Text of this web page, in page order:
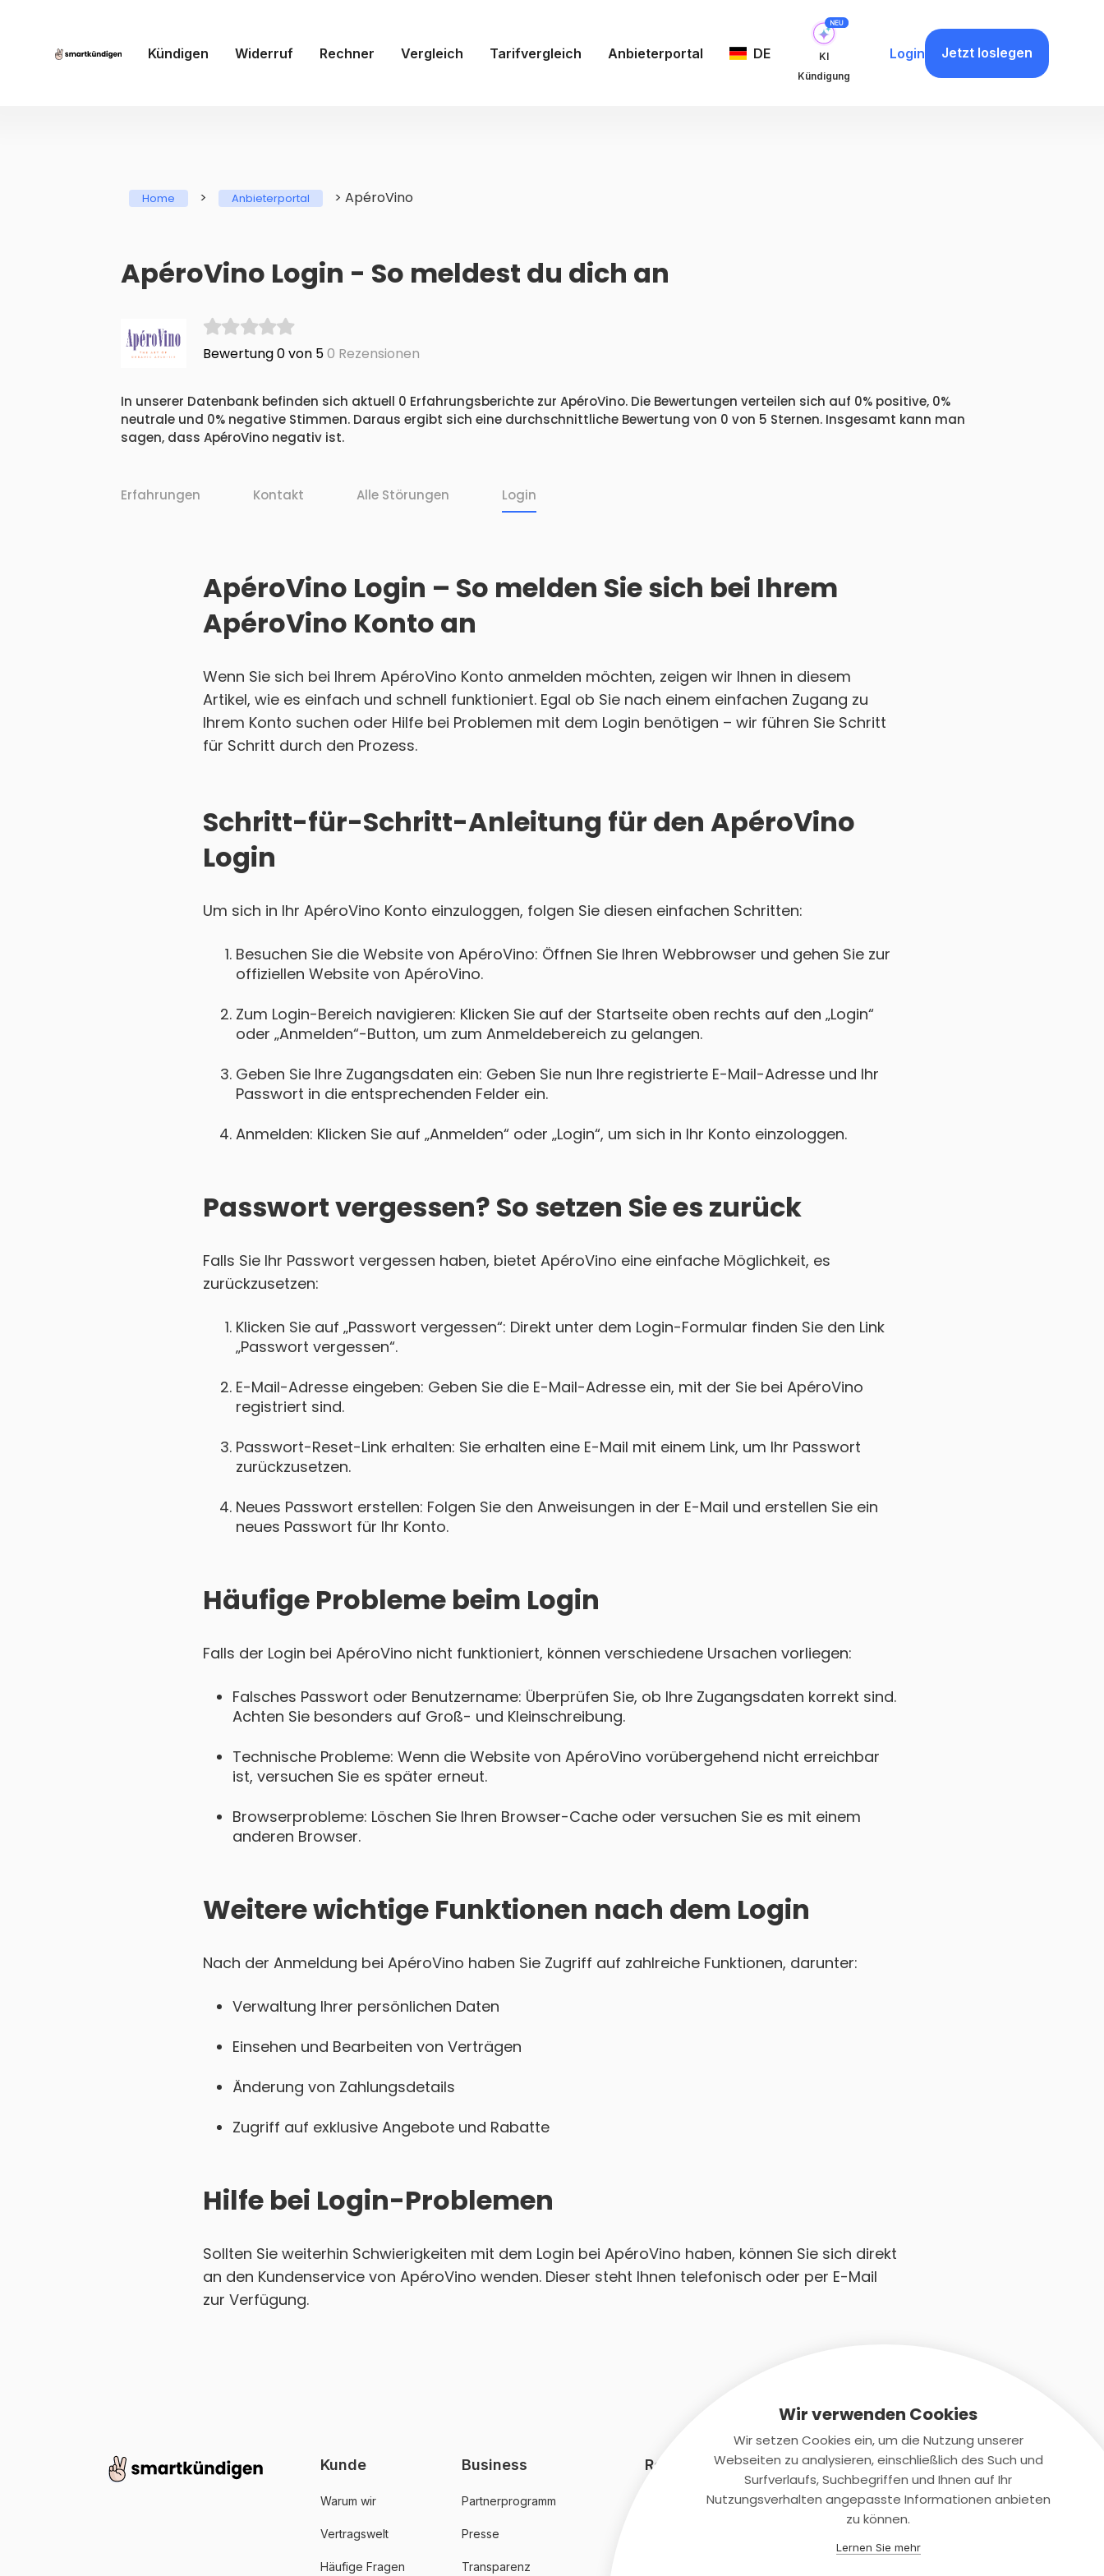
Kündigen Widerruf Rechner Vergleich Tarifvergleich Anbieterportal DE
KI
Kündigung
Login Jetzt loslegen
Home > Anbieterportal > ApéroVino
ApéroVino Login - So meldest du dich an
Bewertung 0 von 50 Rezensionen
In unserer Datenbank befinden sich aktuell 0 Erfahrungsberichte zur ApéroVino. Die Bewertungen verteilen sich auf 0% positive, 0%
neutrale und 0% negative Stimmen. Daraus ergibt sich eine durchschnittliche Bewertung von 0 von 5 Sternen. Insgesamt kann man
sagen, dass ApéroVino negativ ist.
Erfahrungen Kontakt Alle Störungen Login
ApéroVino Login – So melden Sie sich bei Ihrem
ApéroVino Konto an
Wenn Sie sich bei Ihrem ApéroVino Konto anmelden möchten, zeigen wir Ihnen in diesem
Artikel, wie es einfach und schnell funktioniert. Egal ob Sie nach einem einfachen Zugang zu
Ihrem Konto suchen oder Hilfe bei Problemen mit dem Login benötigen – wir führen Sie Schritt
für Schritt durch den Prozess.
Schritt-für-Schritt-Anleitung für den ApéroVino
Login
Um sich in Ihr ApéroVino Konto einzuloggen, folgen Sie diesen einfachen Schritten:
Besuchen Sie die Website von ApéroVino: Öffnen Sie Ihren Webbrowser und gehen Sie zur
offiziellen Website von ApéroVino.
Zum Login-Bereich navigieren: Klicken Sie auf der Startseite oben rechts auf den „Login“
oder „Anmelden“-Button, um zum Anmeldebereich zu gelangen.
Geben Sie Ihre Zugangsdaten ein: Geben Sie nun Ihre registrierte E-Mail-Adresse und Ihr
Passwort in die entsprechenden Felder ein.
Anmelden: Klicken Sie auf „Anmelden“ oder „Login“, um sich in Ihr Konto einzologgen.
Passwort vergessen? So setzen Sie es zurück
Falls Sie Ihr Passwort vergessen haben, bietet ApéroVino eine einfache Möglichkeit, es
zurückzusetzen:
Klicken Sie auf „Passwort vergessen“: Direkt unter dem Login-Formular finden Sie den Link
„Passwort vergessen“.
E-Mail-Adresse eingeben: Geben Sie die E-Mail-Adresse ein, mit der Sie bei ApéroVino
registriert sind.
Passwort-Reset-Link erhalten: Sie erhalten eine E-Mail mit einem Link, um Ihr Passwort
zurückzusetzen.
Neues Passwort erstellen: Folgen Sie den Anweisungen in der E-Mail und erstellen Sie ein
neues Passwort für Ihr Konto.
Häufige Probleme beim Login
Falls der Login bei ApéroVino nicht funktioniert, können verschiedene Ursachen vorliegen:
Falsches Passwort oder Benutzername: Überprüfen Sie, ob Ihre Zugangsdaten korrekt sind.
Achten Sie besonders auf Groß- und Kleinschreibung.
Technische Probleme: Wenn die Website von ApéroVino vorübergehend nicht erreichbar
ist, versuchen Sie es später erneut.
Browserprobleme: Löschen Sie Ihren Browser-Cache oder versuchen Sie es mit einem
anderen Browser.
Weitere wichtige Funktionen nach dem Login
Nach der Anmeldung bei ApéroVino haben Sie Zugriff auf zahlreiche Funktionen, darunter:
Verwaltung Ihrer persönlichen Daten
Einsehen und Bearbeiten von Verträgen
Änderung von Zahlungsdetails
Zugriff auf exklusive Angebote und Rabatte
Hilfe bei Login-Problemen
Sollten Sie weiterhin Schwierigkeiten mit dem Login bei ApéroVino haben, können Sie sich direkt
an den Kundenservice von ApéroVino wenden. Dieser steht Ihnen telefonisch oder per E-Mail
zur Verfügung.
Kunde
Warum wir
Vertragswelt
Häufige Fragen
Business
Partnerprogramm
Presse
Transparenz
Rechtliches Kontaktiere uns
+(49)2131/708-4280
Wir verwenden Cookies
Wir setzen Cookies ein, um die Nutzung unserer
Webseiten zu analysieren, einschließlich des Such und
Surfverlaufs, Suchbegriffen und Ihnen auf Ihr
Nutzungsverhalten angepasste Informationen anbieten
zu können.
Lernen Sie mehr